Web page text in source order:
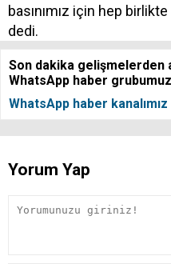
basınımız için hep
dedi.
Son dakika gelişmelerden
WhatsApp haber
WhatsApp haber kanalımız
Yorum Yap